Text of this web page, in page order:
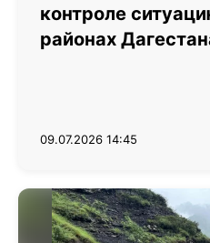
контроле
районах
09.07.2026 14:45